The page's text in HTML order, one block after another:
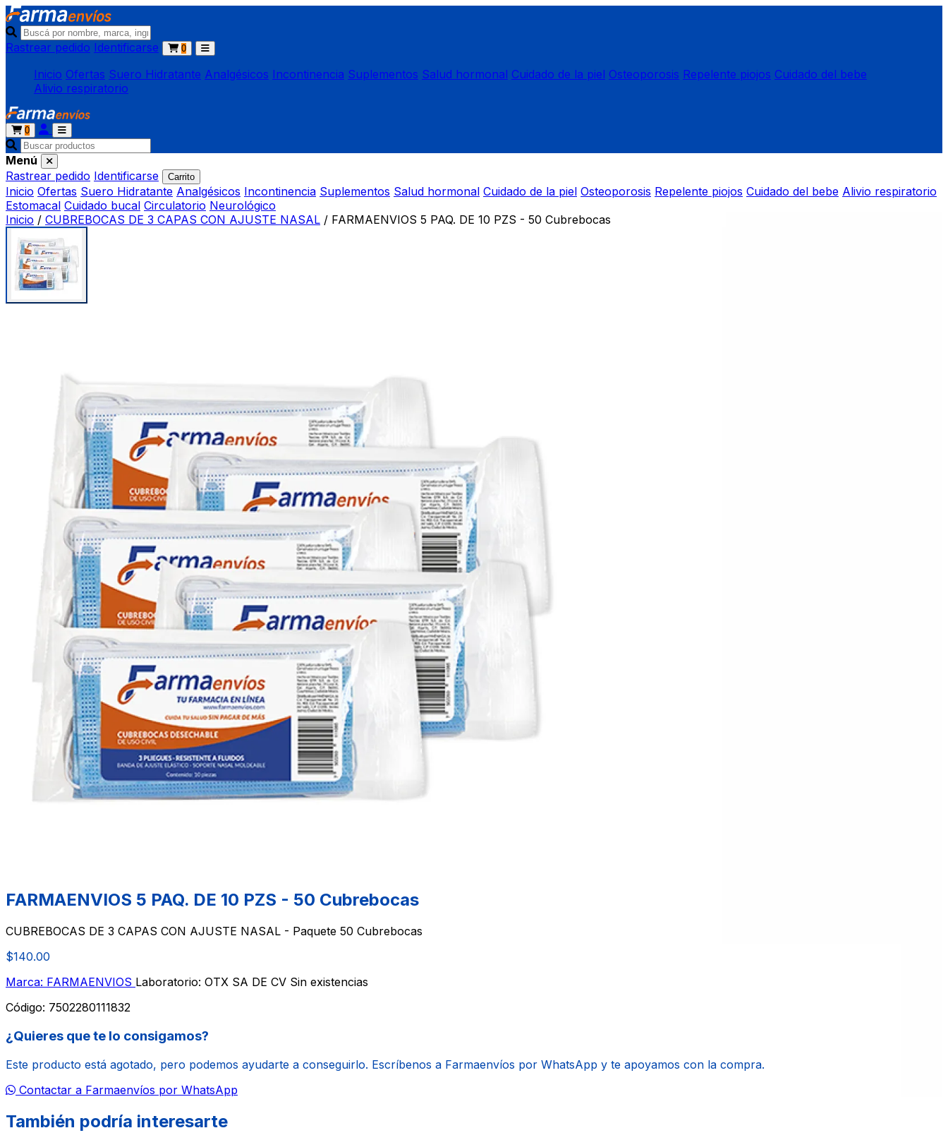
Rastrear pedido Identificarse 0
Inicio Ofertas Suero Hidratante Analgésicos Incontinencia Suplementos Salud hormonal Cuidado de la piel Osteoporosis Repelente piojos Cuidado del bebe
Alivio respiratorio
0
Menú
Rastrear pedido Identificarse Carrito
Inicio Ofertas Suero Hidratante Analgésicos Incontinencia Suplementos Salud hormonal Cuidado de la piel Osteoporosis Repelente piojos Cuidado del bebe Alivio respiratorio
Estomacal Cuidado bucal Circulatorio Neurológico
Inicio / CUBREBOCAS DE 3 CAPAS CON AJUSTE NASAL / FARMAENVIOS 5 PAQ. DE 10 PZS - 50 Cubrebocas
FARMAENVIOS 5 PAQ. DE 10 PZS - 50 Cubrebocas
CUBREBOCAS DE 3 CAPAS CON AJUSTE NASAL - Paquete 50 Cubrebocas
$140.00
Marca: FARMAENVIOS Laboratorio: OTX SA DE CV Sin existencias
Código: 7502280111832
¿Quieres que te lo consigamos?
Este producto está agotado, pero podemos ayudarte a conseguirlo. Escríbenos a Farmaenvíos por WhatsApp y te apoyamos con la compra.
Contactar a Farmaenvíos por WhatsApp
También podría interesarte